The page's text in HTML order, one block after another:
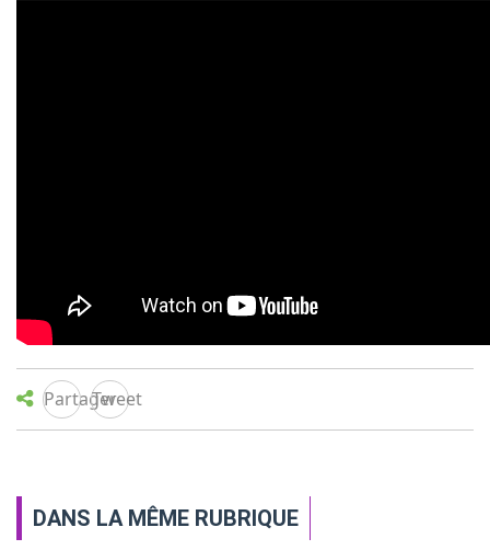
PartagerTweet
DANS LA MÊME RUBRIQUE